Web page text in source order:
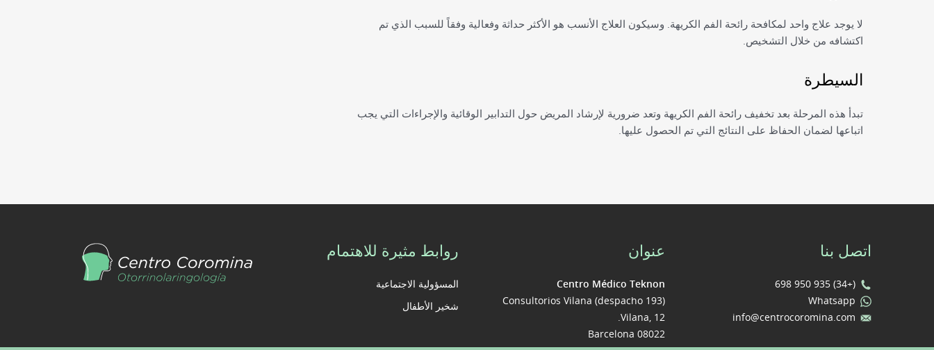
لا يوجد علاج واحد لمكافحة رائحة الفم الكريهة. وسيكون العلاج الأنسب هو الأكثر حداثة وفعالية وفقاً للسبب الذي تم
اكتشافه من خلال التشخيص.
السيطرة
تبدأ هذه المرحلة بعد تخفيف رائحة الفم الكريهة وتعد ضرورية لإرشاد المريض حول التدابير الوقائية والإجراءات التي يجب
اتباعها لضمان الحفاظ على النتائج التي تم الحصول عليها.
روابط مثيرة للاهتمام
المسؤولية الاجتماعية
شخير الأطفال
عنوان
Centro Médico Teknon
Consultorios Vilana (despacho 193)
Vilana, 12.
08022 Barcelona
اتصل بنا
(+34) 935 950 698
Whatsapp
info@centrocoromina.com